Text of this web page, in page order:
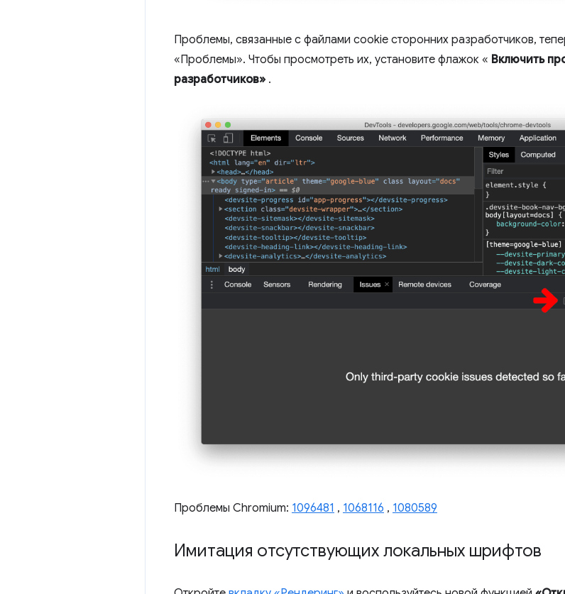
Проблемы, связанные с файлами cookie сторонних разработчиков,
«Проблемы». Чтобы просмотреть их, установите флажок « Включить
разработчиков» .
Проблемы Chromium: 1096481 , 1068116 , 1080589
Имитация отсутствующих локальных шрифтов